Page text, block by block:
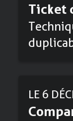
Ticket
LE 6